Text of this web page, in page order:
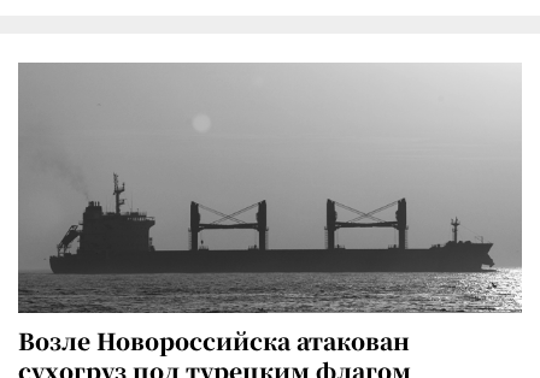
Возле Новороссийска атакован
сухогруз под турецким флагом